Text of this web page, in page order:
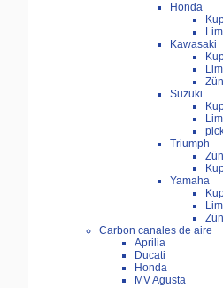
Honda
Kawasaki
Suzuki
Triumph
Yamaha
Carbon canales de aire
Aprilia
Ducati
Honda
MV Agusta